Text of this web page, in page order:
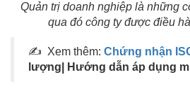
Quản trị doanh nghiệp là những
qua đó công ty được điều
✍ Xem thêm: Chứng nhận
lượng| Hướng dẫn áp dụng